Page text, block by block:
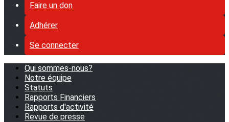
Faire un don
Adhérer
Se connecter
Qui sommes-nous?
Notre équipe
Statuts
Rapports Financiers
Rapports d'activité
Revue de presse